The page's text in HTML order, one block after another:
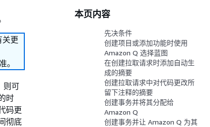
关更
。
则可
时
码更
彻底
本页内容
先决条件
创建项目或添加功能时使用
Amazon Q 选择蓝图
在创建拉取请求时添加自动生
成的摘要
创建拉取请求中对代码更改所
留下注释的摘要
创建事务并将其分配给
Amazon Q
创建事务并让 Amazon Q 为其